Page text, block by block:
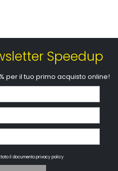
Speedup
per il tuo primo acquisto online!
il documentoprivacy policy